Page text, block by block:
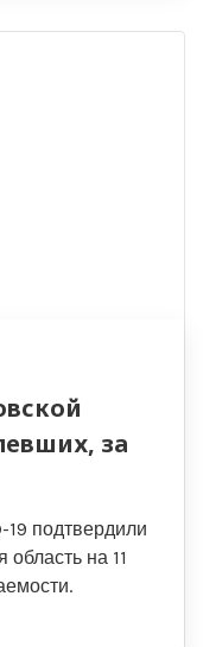
за
19 подтвердили
на 11